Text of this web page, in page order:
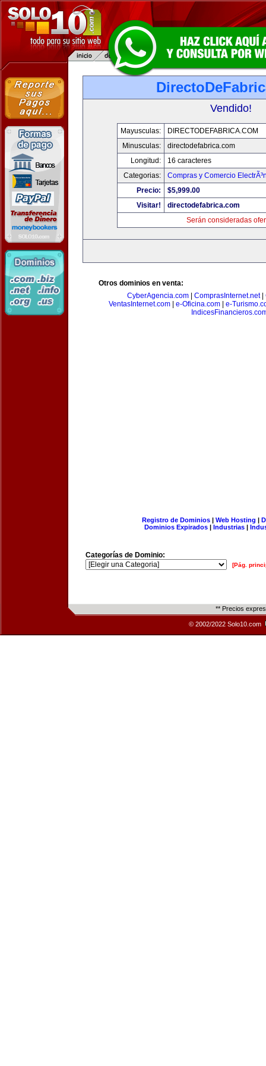
Vendido!
Mayusculas:
DIRECTODEFABRICA.COM
Minusculas:
directodefabrica.com
Longitud:
16 caracteres
Categorias:
Compras y Comercio
Precio:
$5,999.00
Visitar!
directodefabrica.com
Serán consideradas
Otros dominios en venta:
CyberAgencia.com| ComprasInternet.net|
VentasInternet.com
e-Oficina.com
e-
Registro de Dominios| Web Hosting |
Dominios Expirados | Industrias |
Categorías de Dominio:
[Pág.
** Precios
© 2002/2022 Solo10.com